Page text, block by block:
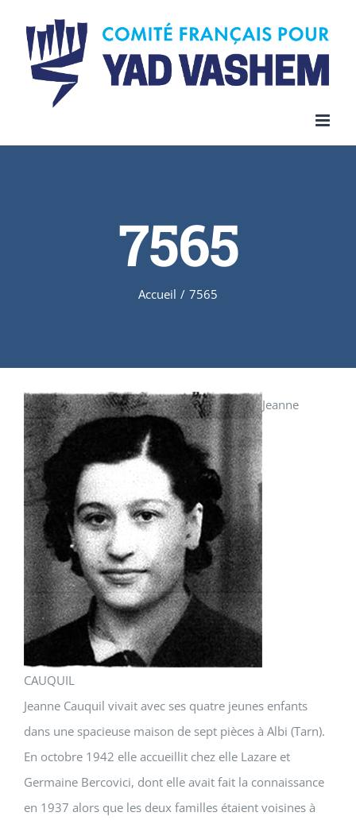
content
7565
Accueil / 7565
Jeanne
CAUQUIL
Jeanne Cauquil vivait avec ses quatre jeunes enfants
dans une spacieuse maison de sept pièces à Albi (Tarn).
En octobre 1942 elle accueillit chez elle Lazare et
Germaine Bercovici, dont elle avait fait la connaissance
en 1937 alors que les deux familles étaient voisines à